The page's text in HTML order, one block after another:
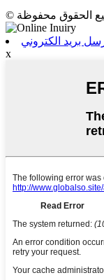
بريد الكتروني
x